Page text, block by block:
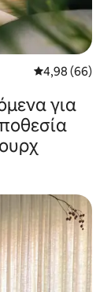
Μέση
4,98 (66)
για